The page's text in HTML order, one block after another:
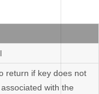
return if key does not
with the